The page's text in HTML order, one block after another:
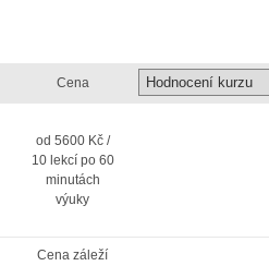
Cena
od 5600 Kč /
10 lekcí po 60
minutách
výuky
Cena záleží